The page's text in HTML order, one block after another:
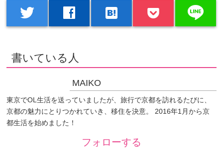
twitter facebook hatenabookmark line
書いている人
MAIKO
東京でOL生活を送っていましたが、旅行で京都を訪れるたびに、
京都の魅力にとりつかれていき、移住を決意。 2016年1月から京
都生活を始めました！
フォローする